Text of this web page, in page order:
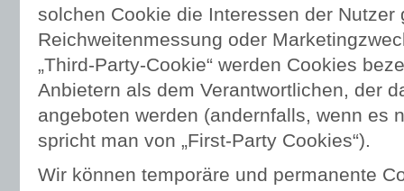
solchen Cookie die Interessen der
Reichweitenmessung oder
„Third-Party-Cookie“ werden Cookies
Anbietern als dem Verantwortlichen, der
angeboten werden (andernfalls, wenn es
spricht man von „First-Party Cookies“).
Wir können temporäre und permanente